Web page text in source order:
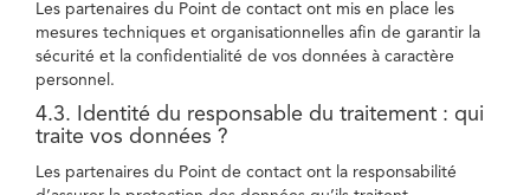
Les partenaires du Point de contact ont mis en place les
mesures techniques et organisationnelles afin de garantir la
sécurité et la confidentialité de vos données à caractère
personnel.
4.3. Identité du responsable du traitement : qui
traite vos données ?
Les partenaires du Point de contact ont la responsabilité